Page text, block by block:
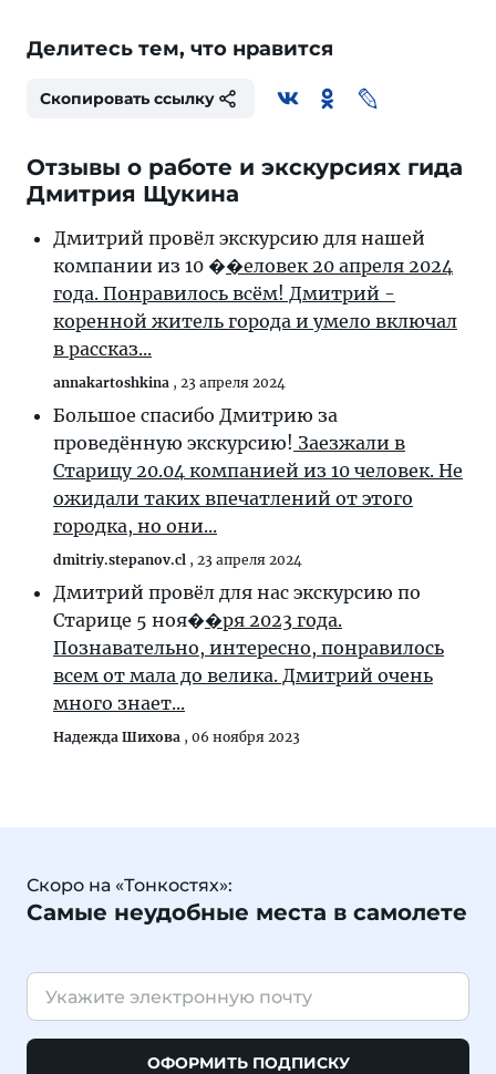
Делитесь тем, что нравится
Скопировать ссылку
Отзывы о работе и экскурсиях гида
Дмитрия Щукина
Дмитрий провёл экскурсию для нашей
компании из 10 ��еловек 20 апреля 2024
года. Понравилось всём! Дмитрий -
коренной житель города и умело включал
в рассказ...
annakartoshkina , 23 апреля 2024
Большое спасибо Дмитрию за
проведённую экскурсию! Заезжали в
Старицу 20.04 компанией из 10 человек. Не
ожидали таких впечатлений от этого
городка, но они...
dmitriy.stepanov.cl , 23 апреля 2024
Дмитрий провёл для нас экскурсию по
Старице 5 ноя��ря 2023 года.
Познавательно, интересно, понравилось
всем от мала до велика. Дмитрий очень
много знает...
Надежда Шихова , 06 ноября 2023
Скоро на «Тонкостях»:
Самые неудобные места в самолете
ОФОРМИТЬ ПОДПИСКУ